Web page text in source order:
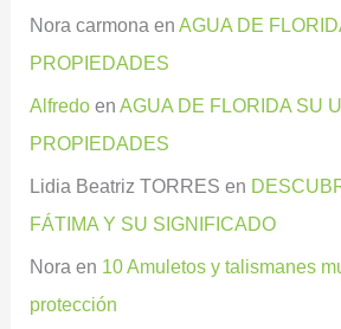
Nora carmona enAGUA DE
PROPIEDADES
Alfredo enAGUA DE FLORIDA SU
PROPIEDADES
Lidia Beatriz TORRES en
FÁTIMA Y SU SIGNIFICADO
Nora en 10 Amuletos y talismanes
protección